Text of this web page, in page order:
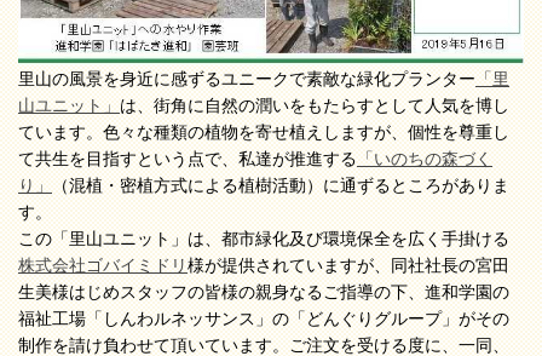
里山の風景を身近に感ずるユニークで素敵な緑化プランター「里
山ユニット」は、街角に自然の潤いをもたらすとして人気を博し
ています。色々な種類の植物を寄せ植えしますが、個性を尊重し
て共生を目指すという点で、私達が推進する「いのちの森づく
り」（混植・密植方式による植樹活動）に通ずるところがありま
す。
この「里山ユニット」は、都市緑化及び環境保全を広く手掛ける
株式会社ゴバイミドリ様が提供されていますが、同社社長の宮田
生美様はじめスタッフの皆様の親身なるご指導の下、進和学園の
福祉工場「しんわルネッサンス」の「どんぐりグループ」がその
制作を請け負わせて頂いています。ご注文を受ける度に、一同、